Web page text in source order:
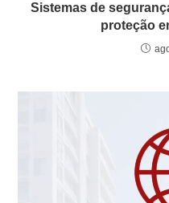
Sistemas de
proteção